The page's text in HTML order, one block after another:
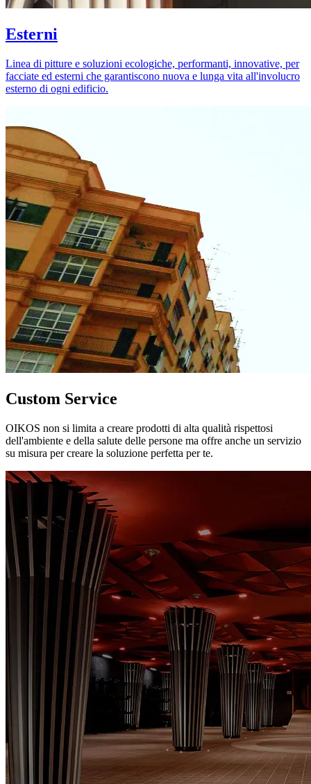
Esterni
Linea di pitture e soluzioni ecologiche, performanti, innovative, per
facciate ed esterni che garantiscono nuova e lunga vita all'involucro
esterno di ogni edificio.
Custom Service
OIKOS non si limita a creare prodotti di alta qualità rispettosi
dell'ambiente e della salute delle persone ma offre anche un servizio
su misura per creare la soluzione perfetta per te.